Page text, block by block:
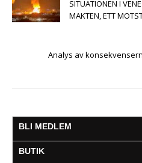
SITUATIONEN I
MAKTEN, ETT
Analys av
BLI MEDLEM
BUTIK